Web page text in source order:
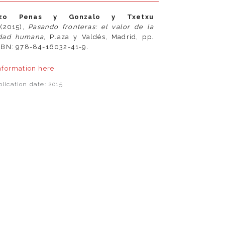
Penas y Gonzalo y Txetxu
(2015), Pasando fronteras: el valor de la
humana , Plaza y Valdés, Madrid, pp.
978-84-16032-41-9.
here
date: 2015